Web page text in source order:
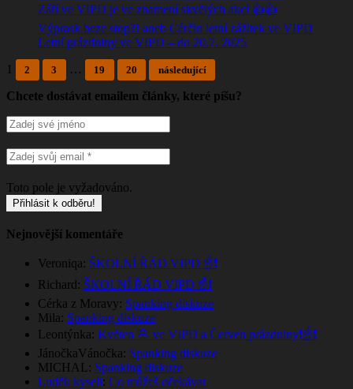
Září ve VIPD je ve znamení skvělých akcí 👍👍
Výprask beze stop?! aneb Cérčin letní zážitek ve VIPD
Letní prázdniny ve VIPD – do 20.7. 2025
1
2 3 … 19 20 následující
Chcete dostávat emailem články, které píšu?
Toto pole je vyžadováno.
Nejnovější komentáře
Veroniqa: ŠKOLNÍ ŘÁD VIPD ☝️❗
Richard: ŠKOLNÍ ŘÁD VIPD ☝️❗
Cérka z Moravy: Spanking diskuze
Mila: Spanking diskuze
Leontýnka: Květen 🌸 ve VIPD a Červen prázdniny❗☝️❗
JánočkaVánočka: Spanking diskuze
MICHAL: Spanking diskuze
Luděk kyseli: Co můžeš očekávat